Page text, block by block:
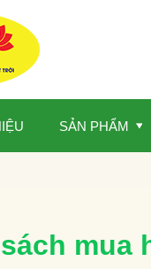
SẢN PHẨM
mua